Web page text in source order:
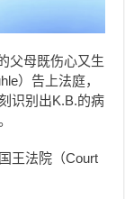
父母既伤心又生
）告上法庭，
识别出K.B.的病
王法院（Court